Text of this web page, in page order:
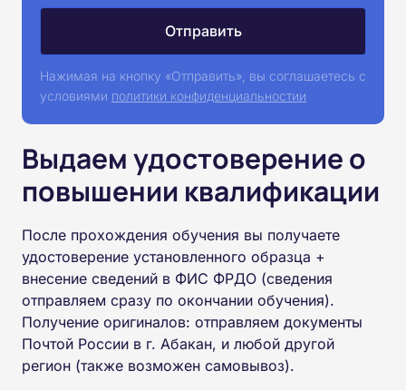
Нажимая на кнопку «Отправить», вы соглашаетесь с
условиями политики конфиденциальностии
Выдаем удостоверение о
повышении квалификации
После прохождения обучения вы получаете
удостоверение установленного образца +
внесение сведений в ФИС ФРДО (сведения
отправляем сразу по окончании обучения).
Получение оригиналов: отправляем документы
Почтой России в г. Абакан, и любой другой
регион (также возможен самовывоз).